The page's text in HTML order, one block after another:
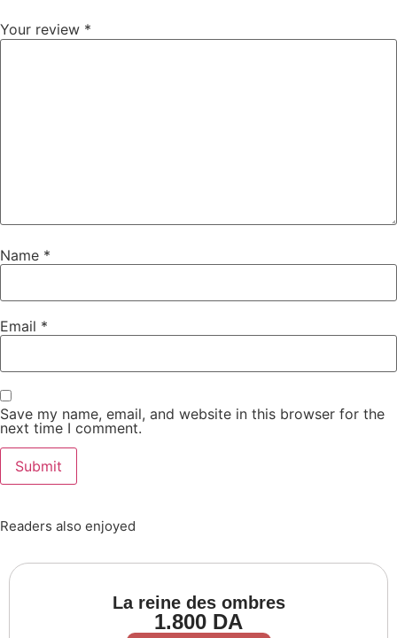
Your review *
Name *
Email *
Save my name, email, and website in this browser for the
next time I comment.
Readers also enjoyed
La reine des ombres
1.800 DA